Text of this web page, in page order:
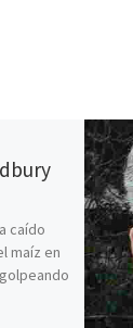
caído
maíz en